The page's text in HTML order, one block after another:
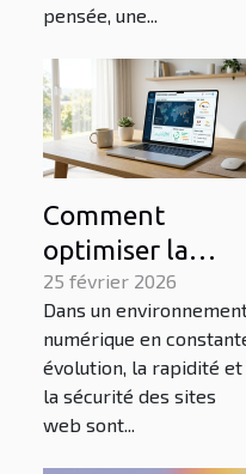
pensée, une...
Comment
optimiser la
performance de
votre site web
pour une
meilleure
sécurité?
25 février 2026
Dans un
numérique en
évolution, la rapidité et
la sécurité des sites
web sont...